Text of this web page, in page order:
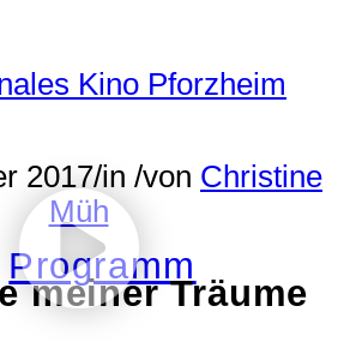
Programm
2017/in /von Christine
Müh
meiner Träume